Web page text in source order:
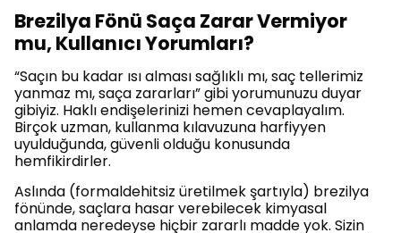
Brezilya Fönü Saça Zarar Vermiyor
mu, Kullanıcı Yorumları?
“Saçın bu kadar ısı alması sağlıklı mı, saç tellerimiz
yanmaz mı, saça zararları” gibi yorumunuzu duyar
gibiyiz. Haklı endişelerinizi hemen cevaplayalım.
Birçok uzman, kullanma kılavuzuna harfiyyen
uyulduğunda, güvenli olduğu konusunda
hemfikirdirler.
Aslında (formaldehitsiz üretilmek şartıyla) brezilya
fönünde, saçlara hasar verebilecek kimyasal
anlamda neredeyse hiçbir zararlı madde yok. Sizin